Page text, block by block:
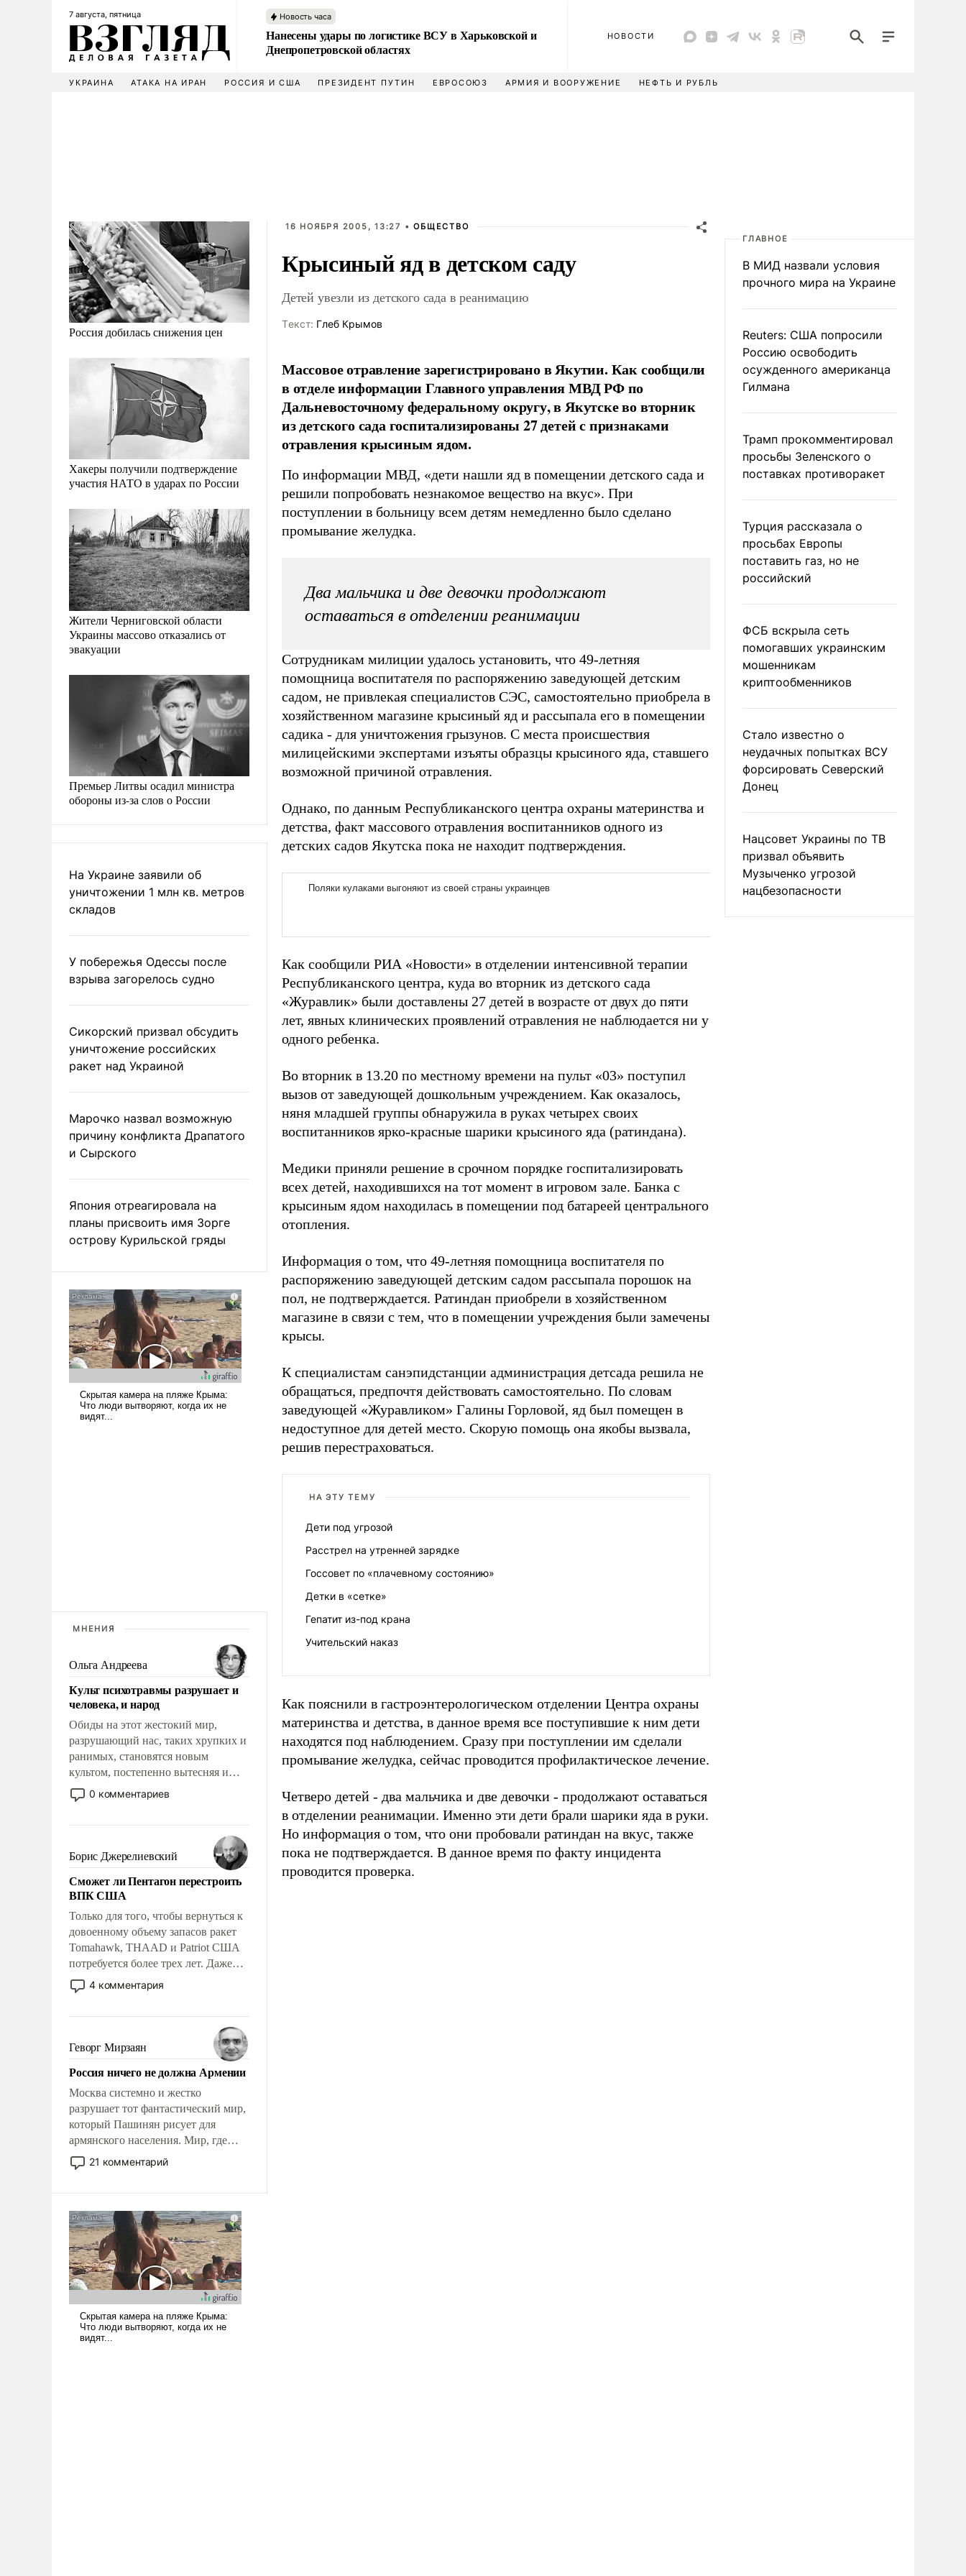
7 августа, пятница Новость часа
Нанесены удары по логистике ВСУ в Харьковской и
Днепропетровской областях
НОВОСТИ
УКРАИНА АТАКА НА ИРАН РОССИЯ И США ПРЕЗИДЕНТ ПУТИН ЕВРОСОЮЗ АРМИЯ И ВООРУЖЕНИЕ НЕФТЬ И РУБЛЬ
Россия добилась снижения цен
Хакеры получили подтверждение
участия НАТО в ударах по России
Жители Черниговской области
Украины массово отказались от
эвакуации
Премьер Литвы осадил министра
обороны из-за слов о России
На Украине заявили об
уничтожении 1 млн кв. метров
складов
У побережья Одессы после
взрыва загорелось судно
Сикорский призвал обсудить
уничтожение российских
ракет над Украиной
Марочко назвал возможную
причину конфликта Драпатого
и Сырского
Япония отреагировала на
планы присвоить имя Зорге
острову Курильской гряды
МНЕНИЯ
Ольга Андреева
Культ психотравмы разрушает и
человека, и народ
Обиды на этот жестокий мир,
разрушающий нас, таких хрупких и
ранимых, становятся новым
культом, постепенно вытесняя и
отменяя традиционное требование к
человеку – быть мужественным и
на себя ответственность, помогать
слабым, идти вперед и
адаптироваться.
0 комментариев
Борис Джерелиевский
Сможет ли Пентагон перестроить
ВПК США
Только для того, чтобы вернуться к
довоенному объему запасов ракет
Tomahawk, THAAD и Patriot США
потребуется более трех лет. Даже
небольшая война с Ираном
опустошила американские
уязвимости США, например, перед
Китаем.
4 комментария
Геворг Мирзаян
Россия ничего не должна Армении
Москва системно и жестко
разрушает тот фантастический мир,
который Пашинян рисует для
армянского населения. Мир, где
политические прожекты будут
безусловно оплачиваться за счет
нужно отвечать.
21 комментарий
16 НОЯБРЯ 2005, 13:27 •ОБЩЕСТВО
Крысиный яд в детском саду
Детей увезли из детского сада в реанимацию
Tекст: Глеб Крымов
Массовое отравление зарегистрировано в Якутии. Как сообщили
в отделе информации Главного управления МВД РФ по
Дальневосточному федеральному округу, в Якутске во вторник
из детского сада госпитализированы 27 детей с признаками
отравления крысиным ядом.
По информации МВД, «дети нашли яд в помещении детского сада и
решили попробовать незнакомое вещество на вкус». При
поступлении в больницу всем детям немедленно было сделано
промывание желудка.
Два мальчика и две девочки продолжают
оставаться в отделении реанимации
Сотрудникам милиции удалось установить, что 49-летняя
помощница воспитателя по распоряжению заведующей детским
садом, не привлекая специалистов СЭС, самостоятельно приобрела в
хозяйственном магазине крысиный яд и рассыпала его в помещении
садика - для уничтожения грызунов. С места происшествия
милицейскими экспертами изъяты образцы крысиного яда, ставшего
возможной причиной отравления.
Однако, по данным Республиканского центра охраны материнства и
детства, факт массового отравления воспитанников одного из
детских садов Якутска пока не находит подтверждения.
Как сообщили РИА «Новости» в отделении интенсивной терапии
Республиканского центра, куда во вторник из детского сада
«Журавлик» были доставлены 27 детей в возрасте от двух до пяти
лет, явных клинических проявлений отравления не наблюдается ни у
одного ребенка.
Во вторник в 13.20 по местному времени на пульт «03» поступил
вызов от заведующей дошкольным учреждением. Как оказалось,
няня младшей группы обнаружила в руках четырех своих
воспитанников ярко-красные шарики крысиного яда (ратиндана).
Медики приняли решение в срочном порядке госпитализировать
всех детей, находившихся на тот момент в игровом зале. Банка с
крысиным ядом находилась в помещении под батареей центрального
отопления.
Информация о том, что 49-летняя помощница воспитателя по
распоряжению заведующей детским садом рассыпала порошок на
пол, не подтверждается. Ратиндан приобрели в хозяйственном
магазине в связи с тем, что в помещении учреждения были замечены
крысы.
К специалистам санэпидстанции администрация детсада решила не
обращаться, предпочтя действовать самостоятельно. По словам
заведующей «Журавликом» Галины Горловой, яд был помещен в
недоступное для детей место. Скорую помощь она якобы вызвала,
решив перестраховаться.
НА ЭТУ ТЕМУ
Дети под угрозой
Расстрел на утренней зарядке
Госсовет по «плачевному состоянию»
Детки в «сетке»
Гепатит из-под крана
Учительский наказ
Как пояснили в гастроэнтерологическом отделении Центра охраны
материнства и детства, в данное время все поступившие к ним дети
находятся под наблюдением. Сразу при поступлении им сделали
промывание желудка, сейчас проводится профилактическое лечение.
Четверо детей - два мальчика и две девочки - продолжают оставаться
в отделении реанимации. Именно эти дети брали шарики яда в руки.
Но информация о том, что они пробовали ратиндан на вкус, также
пока не подтверждается. В данное время по факту инцидента
проводится проверка.
ГЛАВНОЕ
В МИД назвали условия
прочного мира на Украине
Reuters: США попросили
Россию освободить
осужденного американца
Гилмана
Трамп прокомментировал
просьбы Зеленского о
поставках противоракет
Турция рассказала о
просьбах Европы
поставить газ, но не
российский
ФСБ вскрыла сеть
помогавших украинским
мошенникам
криптообменников
Стало известно о
неудачных попытках ВСУ
форсировать Северский
Донец
Нацсовет Украины по ТВ
призвал объявить
Музыченко угрозой
нацбезопасности